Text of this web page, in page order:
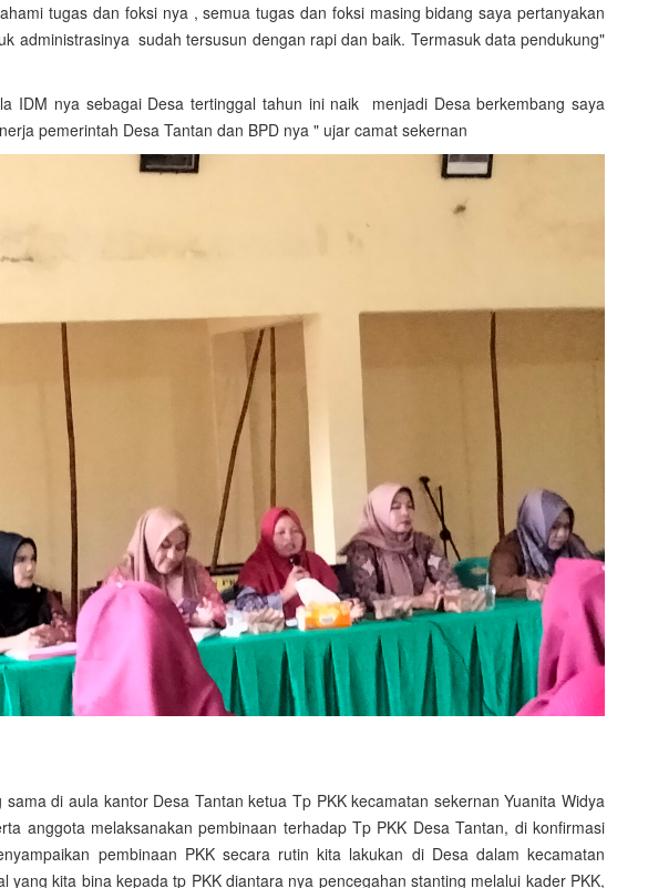
tugas dan foksi nya , semua tugas dan foksi masing bidang saya pertanyakan
administrasinya sudah tersusun dengan rapi dan baik. Termasuk data pendukung"
IDM nya sebagai Desa tertinggal tahun ini naik menjadi Desa berkembang saya
pemerintah Desa Tantan dan BPD nya " ujar camat sekernan
sama di aula kantor Desa Tantan ketua Tp PKK kecamatan sekernan Yuanita Widya
anggota melaksanakan pembinaan terhadap Tp PKK Desa Tantan, di konfirmasi
pembinaan PKK secara rutin kita lakukan di Desa dalam kecamatan
yang kita bina kepada tp PKK diantara nya pencegahan stanting melalui kader PKK,